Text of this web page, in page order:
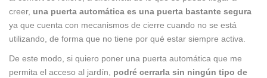
creer, una puerta automática es una puerta bastante segura
ya que cuenta con mecanismos de cierre cuando no se está
utilizando, de forma que no tiene por qué estar siempre activa.
De este modo, si quiero poner una puerta automática que me
permita el acceso al jardín, podré cerrarla sin ningún tipo de